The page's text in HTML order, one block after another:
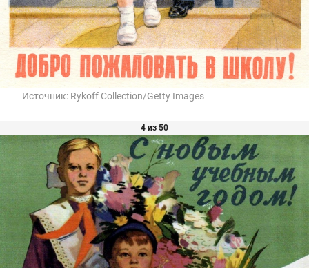
Источник: Rykoff Collection/Getty Images
4 из 50